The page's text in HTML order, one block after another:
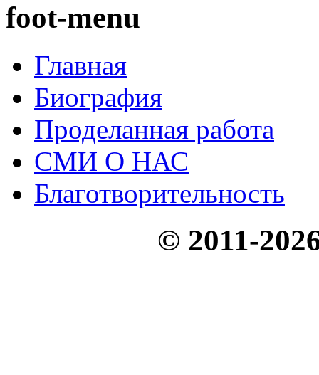
foot-menu
Главная
Биография
Проделанная работа
СМИ О НАС
Благотворительность
© 2011-